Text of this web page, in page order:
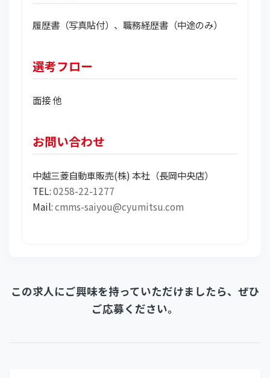
履歴書（写真貼付）、職務経歴書（中途のみ）
選考フロー
面接 他
お問い合わせ
中越三菱自動車販売(株) 本社（長岡中央店）
TEL:0258-22-1277
Mail:cmms-saiyou@cyumitsu.com
この求人にご興味を持っていただけましたら、ぜひ
ご応募ください。